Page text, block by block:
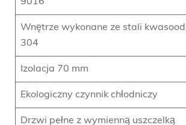
Wnętrze wykonane ze stali
304
Izolacja 70 mm
Ekologiczny czynnik chłodniczy
Drzwi pełne z wymienną uszczelką